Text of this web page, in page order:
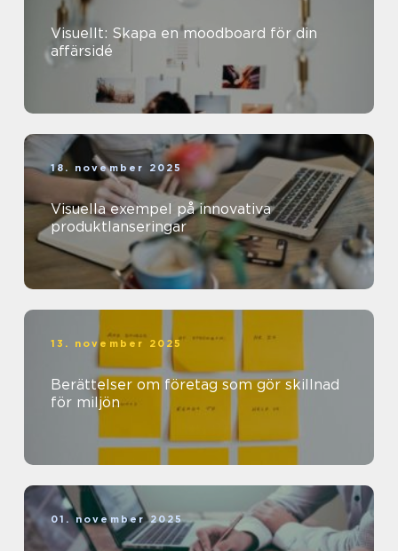
Visuellt: Skapa en moodboard för din
affärsidé
18. november 2025
Visuella exempel på innovativa
produktlanseringar
13. november 2025
Berättelser om företag som gör skillnad
för miljön
01. november 2025